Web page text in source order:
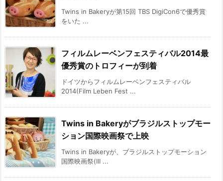
Twins in Bakeryが第15回 TBS DigiCon6で優秀賞
をいた ...
フィルムレーベンフェスティバル2014最
優秀賞のトロフィーが到着
ドイツからフィルムレーベンフェスティバル
2014(Film Leben Fest ...
Twins in Bakeryがブラジルストップモー
ション国際映画祭で上映
Twins in Bakeryが、ブラジルストップモーション
国際映画祭(III ...